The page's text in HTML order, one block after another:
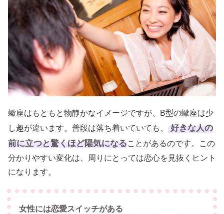
蠍座はもともと物静かなイメージですが、B型の蠍座は少
し趣が違います。普段は落ち着いていても、
好きな人の
前に立つと驚くほど陽気になることがあるのです。この
分かりやすい変化は、周りにとっては恋心を見抜くヒント
になります。
女性には恋愛スイッチがある